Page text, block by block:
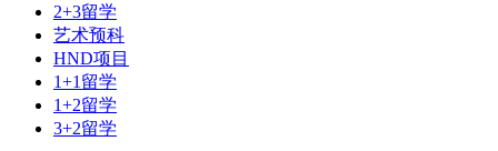
2+3留学
艺术预科
HND项目
1+1留学
1+2留学
3+2留学